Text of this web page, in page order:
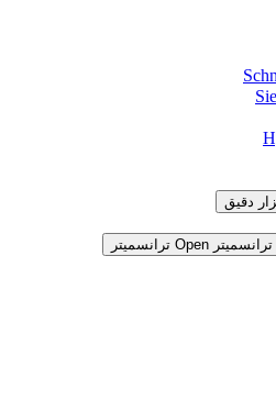
Open ترانسمیتر